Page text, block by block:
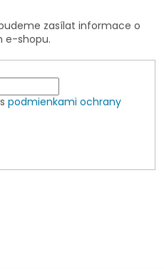
zasílat informace o
e-shopu.
podmienkami ochrany